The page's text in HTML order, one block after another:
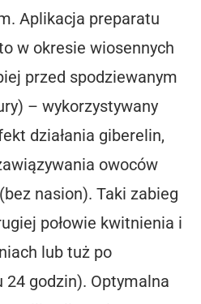
Aplikacja preparatu
w okresie wiosennych
przed spodziewanym
– wykorzystywany
działania giberelin,
owoców
nasion). Taki zabieg
połowie kwitnienia i
lub tuż po
godzin). Optymalna